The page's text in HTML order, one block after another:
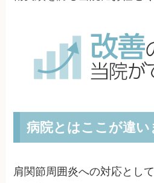
病院とはここが違い
肩関節周囲炎への対応とし